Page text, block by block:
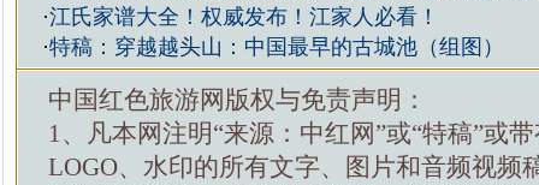
·江氏家谱大全！权威发布！江家人必看！
·特稿：穿越越头山：中国最早的古城池（组图）
中国红色旅游网版权与免责声明：
1、凡本网注明“来源：中红网”或“特稿”或
LOGO、水印的所有文字、图片和音频视频